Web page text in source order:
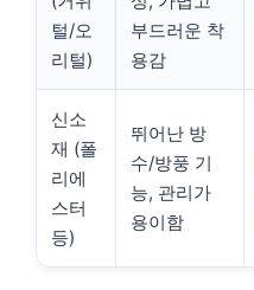
털/오
리털)
부드러운 착
용감
신소
재 (폴
리에
스터
등)
뛰어난 방
수/방풍 기
능, 관리가
용이함